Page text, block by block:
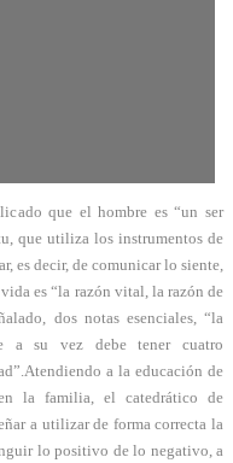
que el hombre es “un ser
que utiliza los instrumentos de
es decir, de comunicar lo siente,
es “la razón vital, la razón de
dos notas esenciales, “la
a su vez debe tener cuatro
a la educación de
la familia, el catedrático de
a utilizar de forma correcta la
lo positivo de lo negativo, a